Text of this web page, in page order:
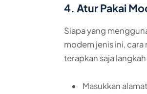
4. Atur Pakai
Siapa yang
modem jenis ini,
terapkan saja
Masukkan